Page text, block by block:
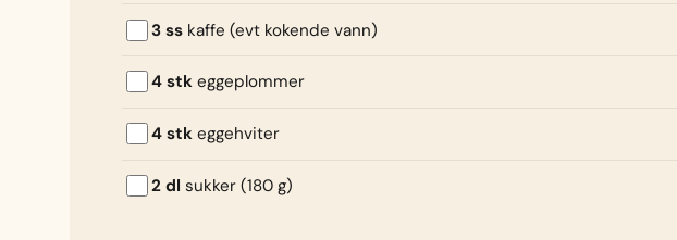
3 ss kaffe (evt kokende vann)
4 stk eggeplommer
4 stk eggehviter
2 dl sukker (180 g)